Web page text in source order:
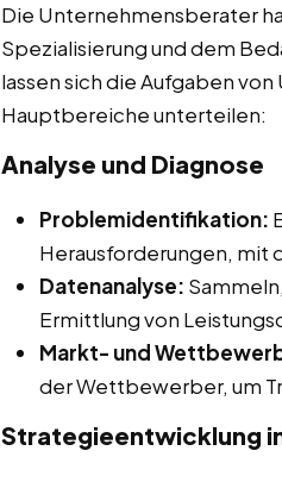
Die Unternehmensberater
Spezialisierung und dem
lassen sich die Aufgaben
Hauptbereiche unterteilen:
Analyse und Diagnose
Problemidentifikation:
Herausforderungen, mit
Datenanalyse:
Ermittlung von
Markt- und
der Wettbewerber, um
Strategieentwicklung